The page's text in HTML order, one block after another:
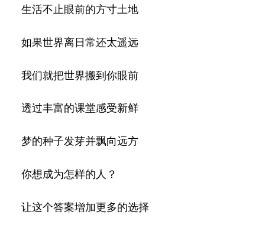
生活不止眼前的方寸土地
如果世界离日常还太遥远
我们就把世界搬到你眼前
透过丰富的课堂感受新鲜
梦的种子发芽并飘向远方
你想成为怎样的人？
让这个答案增加更多的选择